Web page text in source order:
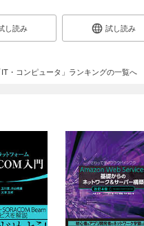
し読み 試し読み
IT・コンピュータ」ランキングの一覧へ